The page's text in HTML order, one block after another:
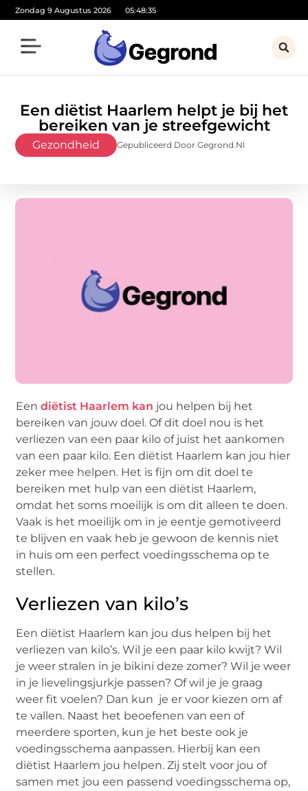
Zondag 9 Augustus 2026 05:48:37
Een diëtist Haarlem helpt je bij het
bereiken van je streefgewicht
Gezondheid Gepubliceerd Door Gegrond.nl
Eendiëtist Haarlem kan jou helpen bij het
bereiken van jouw doel. Of dit doel nou is het
verliezen van een paar kilo of juist het aankomen
van een paar kilo. Een diëtist Haarlem kan jou hier
zeker mee helpen. Het is fijn om dit doel te
bereiken met hulp van een diëtist Haarlem,
omdat het soms moeilijk is om dit alleen te doen.
Vaak is het moeilijk om in je eentje gemotiveerd
te blijven en vaak heb je gewoon de kennis niet
in huis om een perfect voedingsschema op te
stellen.
Verliezen van kilo’s
Een diëtist Haarlem kan jou dus helpen bij het
verliezen van kilo’s. Wil je een paar kilo kwijt? Wil
je weer stralen in je bikini deze zomer? Wil je weer
in je lievelingsjurkje passen? Of wil je je graag
weer fit voelen? Dan kun je er voor kiezen om af
te vallen. Naast het beoefenen van een of
meerdere sporten, kun je het beste ook je
voedingsschema aanpassen. Hierbij kan een
diëtist Haarlem jou helpen. Zij stelt voor jou of
samen met jou een passend voedingsschema op,